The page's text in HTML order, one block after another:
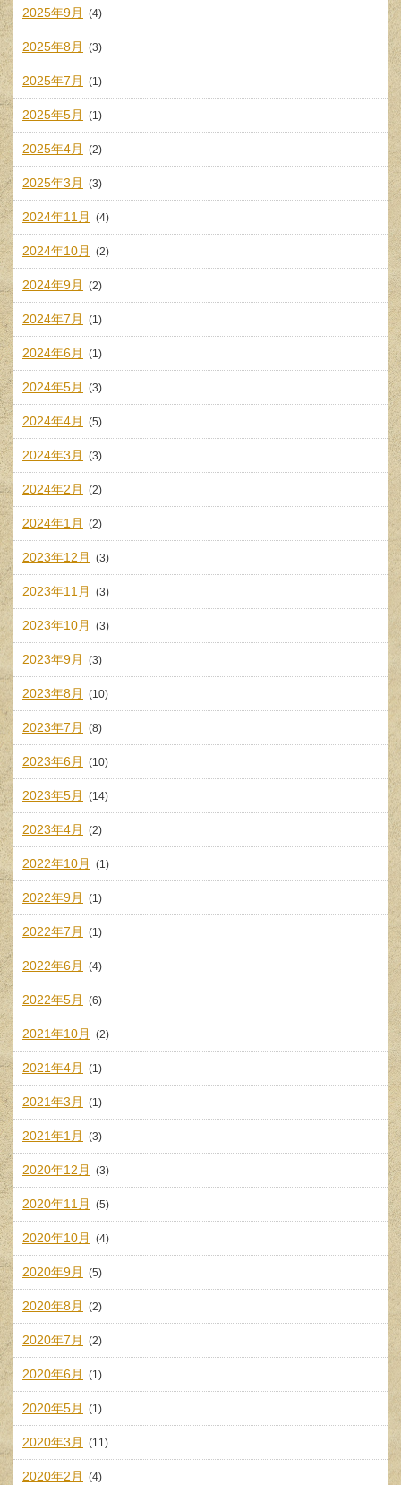
2025年9月 (4)
2025年8月 (3)
2025年7月 (1)
2025年5月 (1)
2025年4月 (2)
2025年3月 (3)
2024年11月 (4)
2024年10月 (2)
2024年9月 (2)
2024年7月 (1)
2024年6月 (1)
2024年5月 (3)
2024年4月 (5)
2024年3月 (3)
2024年2月 (2)
2024年1月 (2)
2023年12月 (3)
2023年11月 (3)
2023年10月 (3)
2023年9月 (3)
2023年8月 (10)
2023年7月 (8)
2023年6月 (10)
2023年5月 (14)
2023年4月 (2)
2022年10月 (1)
2022年9月 (1)
2022年7月 (1)
2022年6月 (4)
2022年5月 (6)
2021年10月 (2)
2021年4月 (1)
2021年3月 (1)
2021年1月 (3)
2020年12月 (3)
2020年11月 (5)
2020年10月 (4)
2020年9月 (5)
2020年8月 (2)
2020年7月 (2)
2020年6月 (1)
2020年5月 (1)
2020年3月 (11)
2020年2月 (4)